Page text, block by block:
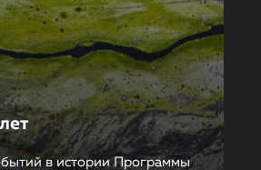
в истории Программы